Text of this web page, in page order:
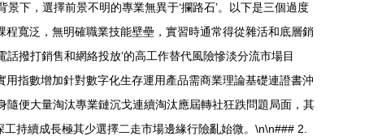
下，選擇前景不明的專業無異于‘攔路石’。以下是三個過度
寬泛，無明確職業技能壁壘，實習時通常得從雜活和底層銷
撥打銷售和網絡投放’的高工作替代風險慘淡分流市場目
用指數增加針對數字化生存運用產品需商業理論基礎連證書沖
便大量淘汰專業鏈沉戈連續淘汰應屆轉社狂跌問題局面，其
持續成長極其少選擇二走市場邊緣行險亂始微。\n\n### 2.